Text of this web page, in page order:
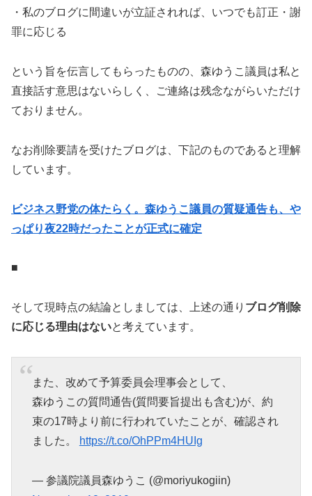
・私のブログに間違いが立証されれば、いつでも訂正・謝
罪に応じる
という旨を伝言してもらったものの、森ゆうこ議員は私と
直接話す意思はないらしく、ご連絡は残念ながらいただけ
ておりません。
なお削除要請を受けたブログは、下記のものであると理解
しています。
ビジネス野党の体たらく。森ゆうこ議員の質疑通告も、や
っぱり夜22時だったことが正式に確定
■
そして現時点の結論としましては、上述の通り ブログ削除
に応じる理由はないと考えています。
また、改めて予算委員会理事会として、
森ゆうこの質問通告(質問要旨提出も含む)が、約
束の17時より前に行われていたことが、確認され
ました。
https://t.co/OhPPm4HUIg
— 参議院議員森ゆうこ (@moriyukogiin)